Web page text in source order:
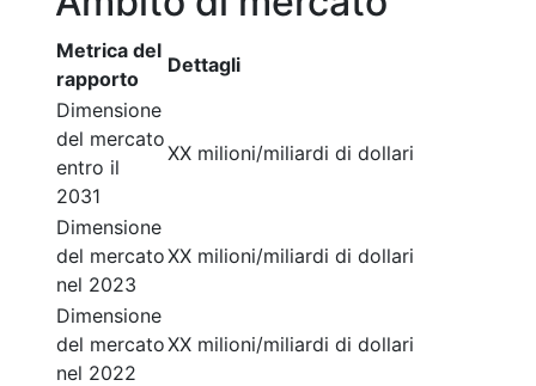
Metrica del
rapporto
Dettagli
Dimensione
del mercato
entro il
2031
XX milioni/miliardi di dollari
Dimensione
del mercato
nel 2023
XX milioni/miliardi di dollari
Dimensione
del mercato
nel 2022
XX milioni/miliardi di dollari